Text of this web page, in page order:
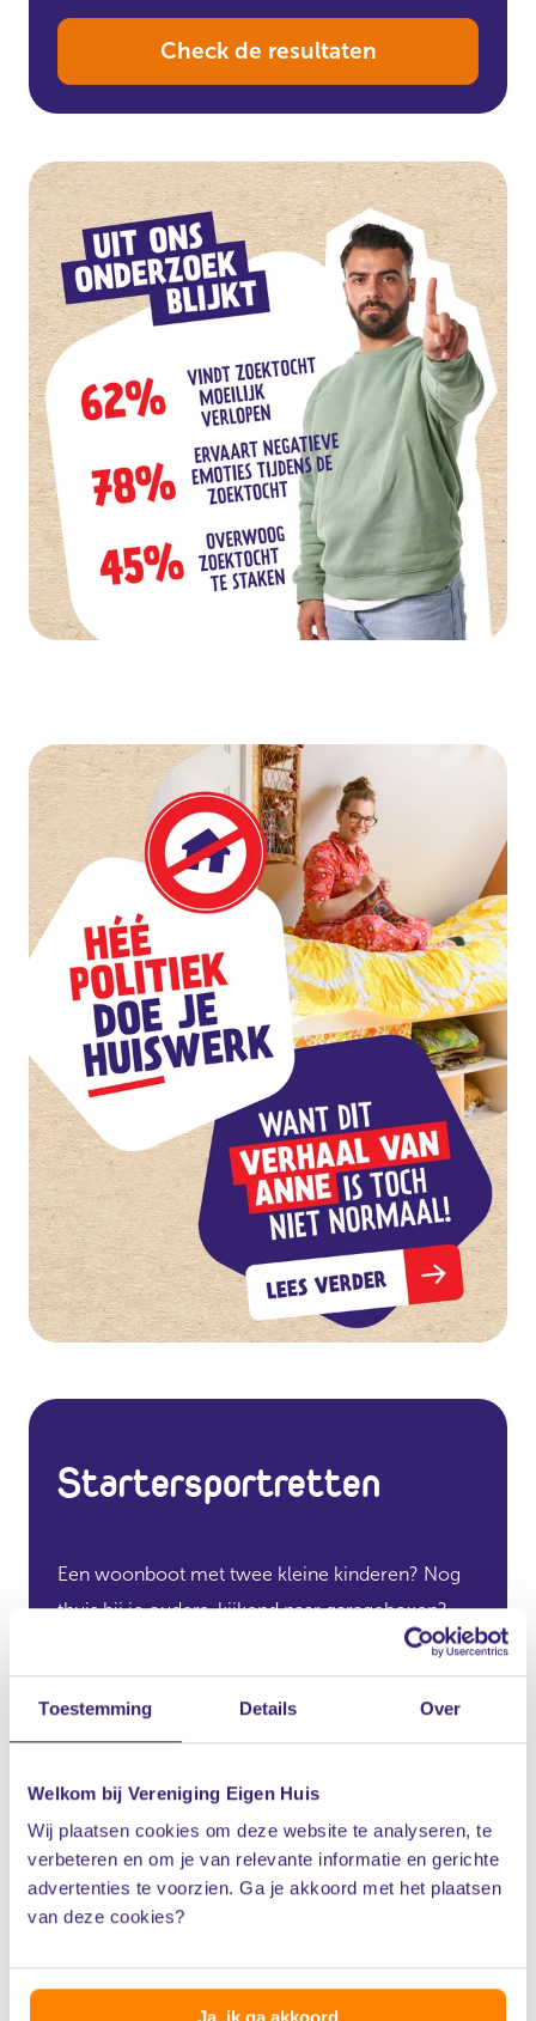
Toestemming Details Over
Welkom bij Vereniging Eigen Huis
Wij plaatsen cookies om deze website te analyseren, te
verbeteren en om je van relevante informatie en gerichte
advertenties te voorzien. Ga je akkoord met het plaatsen
van deze cookies?
Check de resultaten
Startersportretten
Een woonboot met twee kleine kinderen? Nog
thuis bij je ouders, kijkend naar garageboxen?
Hilde en Niek, Anne en Lotte doen een boekje
open over hun zoektocht. Wat is jouw verhaal?
Lees de verhalen
Wat doet Vereniging Eigen
Huis voor jou?